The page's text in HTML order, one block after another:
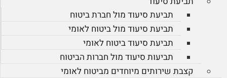
תביעת סיעוד מול חברת ביטוח
תביעת סיעוד מול ביטוח לאומי
תביעת סיעוד ביטוח לאומי
תביעות סיעוד מול חברות הביטוח
קצבת שירותים מיוחדים מביטוח לאומי